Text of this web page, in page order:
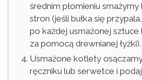
średnim płomieniu
stron (jeśli bułka się
po każdej usmażonej sztuce
za pomocą drewnianej łyżki).
Usmażone kotlety
ręczniku lub serwetce i